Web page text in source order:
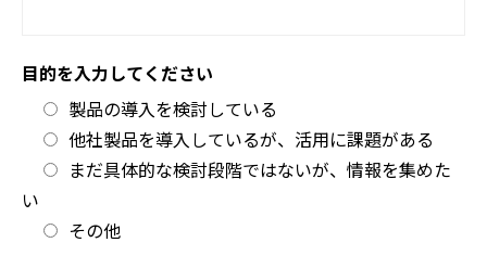
目的を入力してください
製品の導入を検討している
他社製品を導入しているが、活用に課題がある
まだ具体的な検討段階ではないが、情報を集めた
い
その他